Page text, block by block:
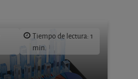
Tiempo de lectura: 1
min.